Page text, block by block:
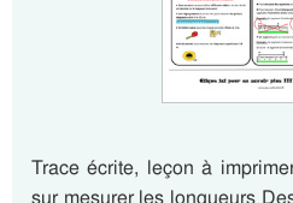
Trace écrite, leçon à
sur mesurer les longueurs